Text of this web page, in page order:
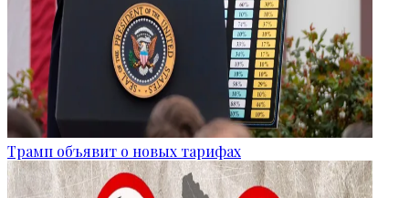
Трамп объявит о новых тарифах